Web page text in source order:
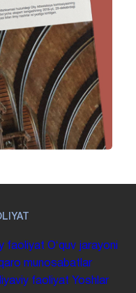
faoliyat Oʻquv jarayoni
munosabatlar
faoliyat Yoshlar